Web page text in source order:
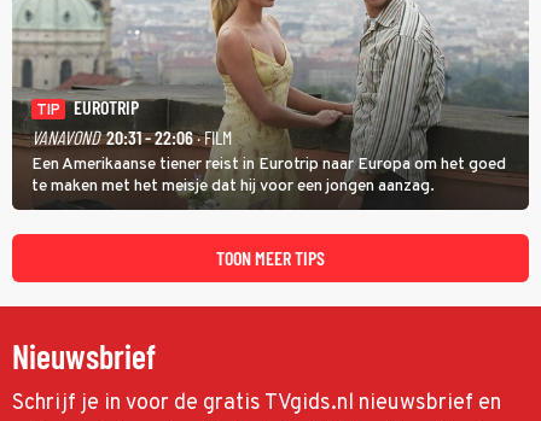
TIP
EUROTRIP
VANAVOND 20:31 - 22:06· FILM
Een Amerikaanse tiener reist in Eurotrip naar Europa om het goed
te maken met het meisje dat hij voor een jongen aanzag.
TOON MEER TIPS
Nieuwsbrief
Schrijf je in voor de gratis TVgids.nl nieuwsbrief en